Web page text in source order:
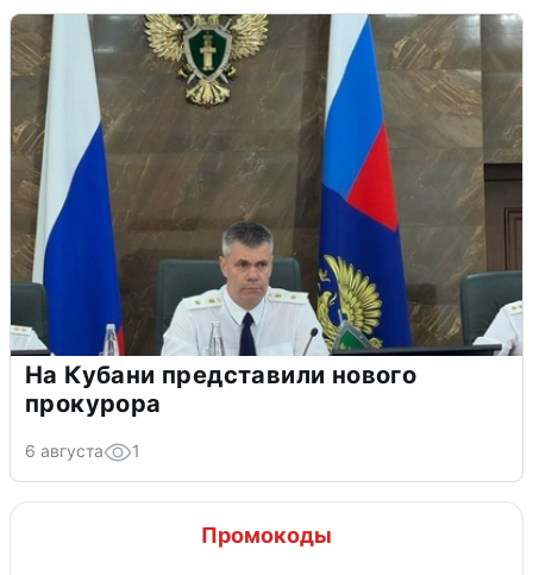
На Кубани представили нового
прокурора
6 августа 1
Промокоды